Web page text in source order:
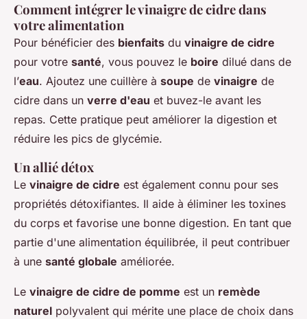
Comment intégrer le vinaigre de cidre dans
votre alimentation
Pour bénéficier des bienfaits du vinaigre de cidre
pour votre santé, vous pouvez le boire dilué dans de
l’eau. Ajoutez une cuillère à soupe de vinaigre de
cidre dans un verre d'eau et buvez-le avant les
repas. Cette pratique peut améliorer la digestion et
réduire les pics de glycémie.
Un allié détox
Le vinaigre de cidre est également connu pour ses
propriétés détoxifiantes. Il aide à éliminer les toxines
du corps et favorise une bonne digestion. En tant que
partie d'une alimentation équilibrée, il peut contribuer
à une santé globale améliorée.
Le vinaigre de cidre de pomme est un remède
naturel polyvalent qui mérite une place de choix dans